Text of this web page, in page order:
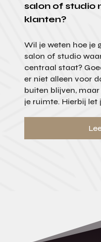
salon of studio
klanten?
Wil je weten hoe je
salon of studio
centraal staat?
er niet alleen voor
buiten blijven,
je ruimte. Hierbij let